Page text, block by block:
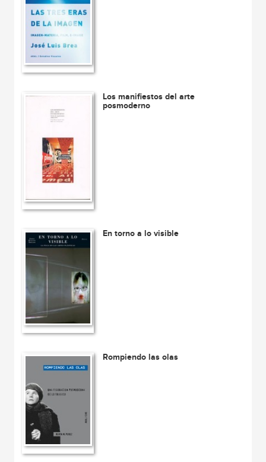
Los manifiestos del arte
posmoderno
En torno a lo visible
Rompiendo las olas